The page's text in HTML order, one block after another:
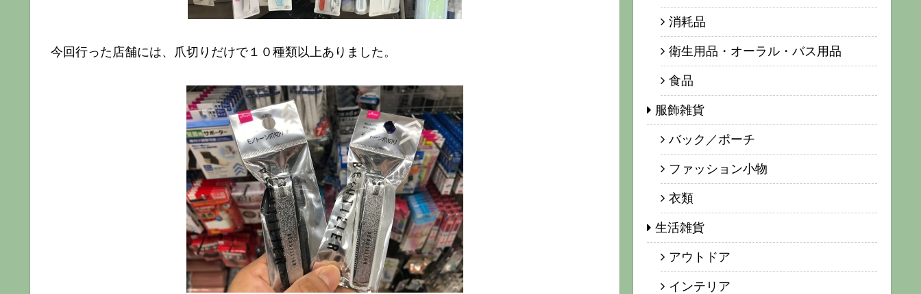
今回行った店舗には、爪切りだけで１０種類以上ありました。
消耗品
衛生用品・オーラル・バス用品
食品
服飾雑貨
バック／ポーチ
ファッション小物
衣類
生活雑貨
アウトドア
インテリア